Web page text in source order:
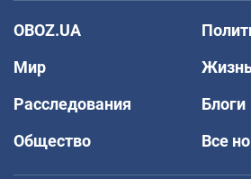
OBOZ.UA
Мир
Расследования
Блоги
Общество
Все